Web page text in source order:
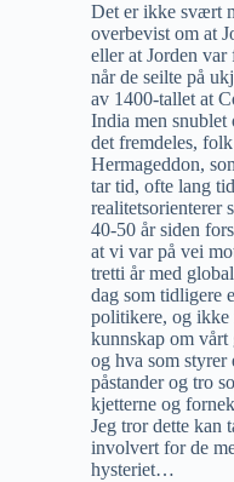
Det er ikke svært
overbevist om at
eller at Jorden
når de seilte på
av 1400-tallet at
India men snublet
det fremdeles,
Hermageddon,
tar tid, ofte lang
realitetsorienterer
40-50 år siden
at vi var på vei
tretti år med
dag som tidligere
politikere, og
kunnskap om vårt
og hva som
påstander og tro
kjetterne og
Jeg tror dette kan
involvert for de
hysteriet…